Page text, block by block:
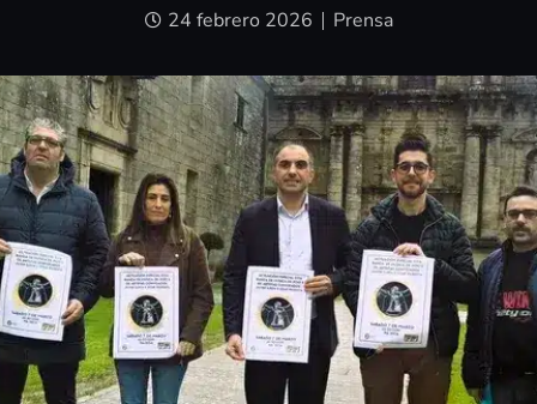
24 febrero 2026 Prensa